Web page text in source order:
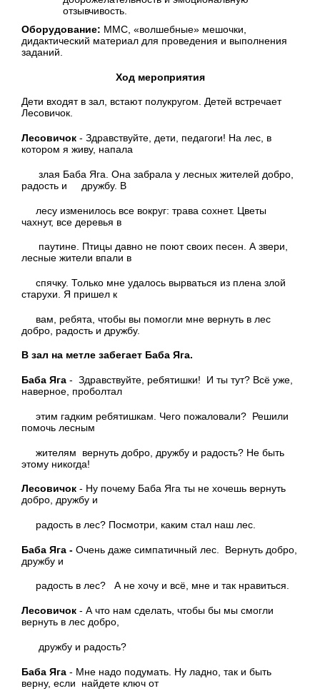
отзывчивость.
Оборудование: ММС, «волшебные» мешочки,
дидактический материал для проведения и выполнения
заданий.
Ход мероприятия
Дети входят в зал, встают полукругом. Детей встречает
Лесовичок.
Лесовичок - Здравствуйте, дети, педагоги! На лес, в
котором я живу, напала
злая Баба Яга. Она забрала у лесных жителей добро,
радость и дружбу. В
лесу изменилось все вокруг: трава сохнет. Цветы
чахнут, все деревья в
паутине. Птицы давно не поют своих песен. А звери,
лесные жители впали в
спячку. Только мне удалось вырваться из плена злой
старухи. Я пришел к
вам, ребята, чтобы вы помогли мне вернуть в лес
добро, радость и дружбу.
В зал на метле забегает Баба Яга.
Баба Яга - Здравствуйте, ребятишки! И ты тут? Всё уже,
наверное, проболтал
этим гадким ребятишкам. Чего пожаловали? Решили
помочь лесным
жителям вернуть добро, дружбу и радость? Не быть
этому никогда!
Лесовичок - Ну почему Баба Яга ты не хочешь вернуть
добро, дружбу и
радость в лес? Посмотри, каким стал наш лес.
Баба Яга - Очень даже симпатичный лес. Вернуть добро,
дружбу и
радость в лес? А не хочу и всё, мне и так нравиться.
Лесовичок - А что нам сделать, чтобы бы мы смогли
вернуть в лес добро,
дружбу и радость?
Баба Яга - Мне надо подумать. Ну ладно, так и быть
верну, если найдете ключ от